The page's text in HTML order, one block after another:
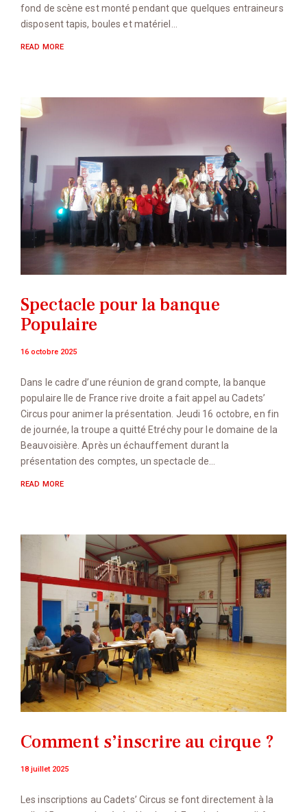
fond de scène est monté pendant que quelques entraineurs
disposent tapis, boules et matériel…
READ MORE
Spectacle pour la banque
Populaire
16 octobre 2025
Dans le cadre d’une réunion de grand compte, la banque
populaire Ile de France rive droite a fait appel au Cadets’
Circus pour animer la présentation. Jeudi 16 octobre, en fin
de journée, la troupe a quitté Etréchy pour le domaine de la
Beauvoisière. Après un échauffement durant la
présentation des comptes, un spectacle de…
READ MORE
Comment s’inscrire au cirque ?
18 juillet 2025
Les inscriptions au Cadets’ Circus se font directement à la